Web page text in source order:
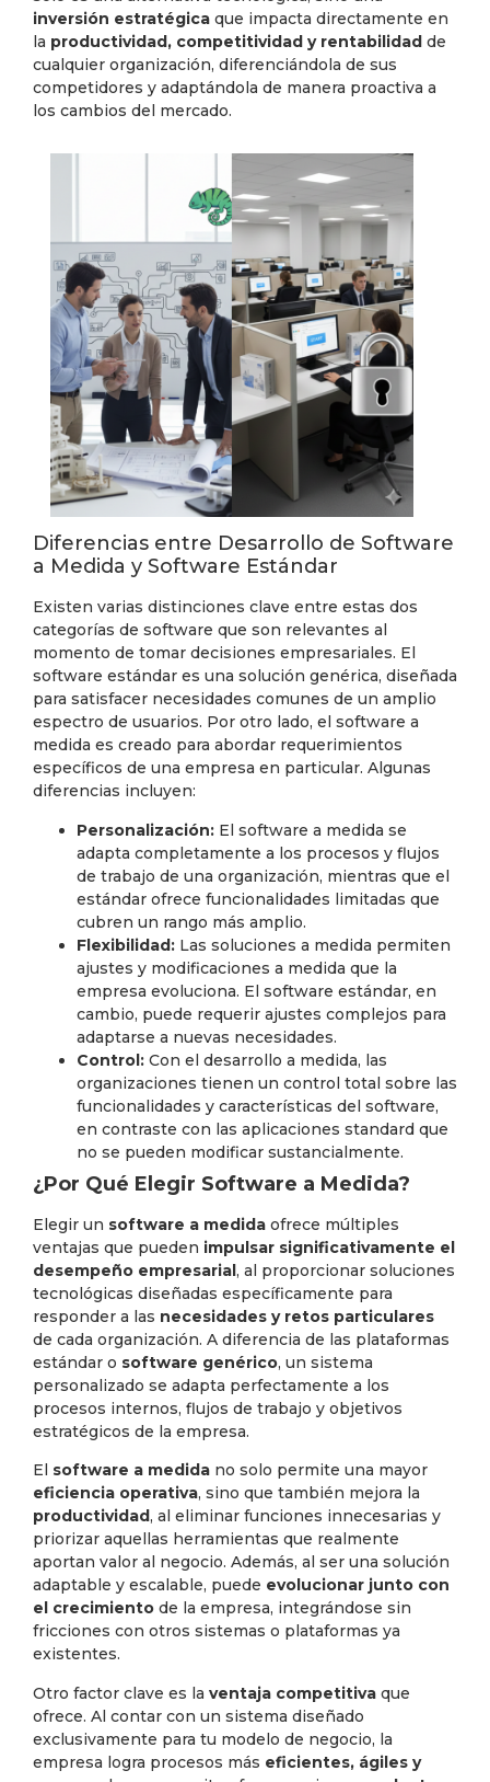
inversión estratégica que impacta directamente en
la productividad, competitividad y rentabilidad de
cualquier organización, diferenciándola de sus
competidores y adaptándola de manera proactiva a
los cambios del mercado.
Diferencias entre Desarrollo de Software
a Medida y Software Estándar
Existen varias distinciones clave entre estas dos
categorías de software que son relevantes al
momento de tomar decisiones empresariales. El
software estándar es una solución genérica, diseñada
para satisfacer necesidades comunes de un amplio
espectro de usuarios. Por otro lado, el software a
medida es creado para abordar requerimientos
específicos de una empresa en particular. Algunas
diferencias incluyen:
Personalización: El software a medida se
adapta completamente a los procesos y flujos
de trabajo de una organización, mientras que el
estándar ofrece funcionalidades limitadas que
cubren un rango más amplio.
Flexibilidad: Las soluciones a medida permiten
ajustes y modificaciones a medida que la
empresa evoluciona. El software estándar, en
cambio, puede requerir ajustes complejos para
adaptarse a nuevas necesidades.
Control: Con el desarrollo a medida, las
organizaciones tienen un control total sobre las
funcionalidades y características del software,
en contraste con las aplicaciones standard que
no se pueden modificar sustancialmente.
¿Por Qué Elegir Software a Medida?
Elegir un software a medida ofrece múltiples
ventajas que pueden impulsar significativamente el
desempeño empresarial, al proporcionar soluciones
tecnológicas diseñadas específicamente para
responder a las necesidades y retos particulares
de cada organización. A diferencia de las plataformas
estándar o software genérico, un sistema
personalizado se adapta perfectamente a los
procesos internos, flujos de trabajo y objetivos
estratégicos de la empresa.
El software a medida no solo permite una mayor
eficiencia operativa, sino que también mejora la
productividad, al eliminar funciones innecesarias y
priorizar aquellas herramientas que realmente
aportan valor al negocio. Además, al ser una solución
adaptable y escalable, puede evolucionar junto con
el crecimiento de la empresa, integrándose sin
fricciones con otros sistemas o plataformas ya
existentes.
Otro factor clave es la ventaja competitiva que
ofrece. Al contar con un sistema diseñado
exclusivamente para tu modelo de negocio, la
empresa logra procesos más eficientes, ágiles y